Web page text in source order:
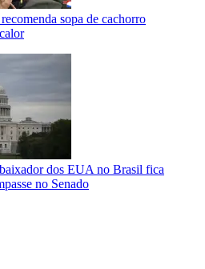
sopa de cachorro
dos EUA no Brasil fica
no Senado